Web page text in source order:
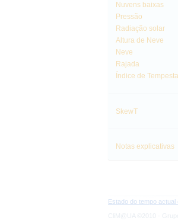
Nuvens baixas
Pressão
Radiação solar
Altura de Neve
Neve
Rajada
Índice de
SkewT
Notas explicativas
Estado do tempo actual
CliM@UA ©2010 -